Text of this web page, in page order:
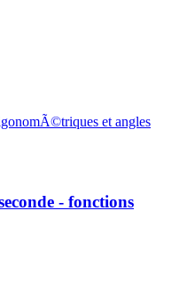
et angles
- fonctions